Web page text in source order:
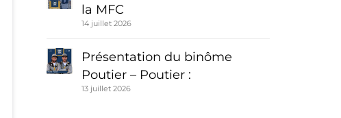
la MFC
14 juillet 2026
Présentation du binôme
Poutier – Poutier :
13 juillet 2026